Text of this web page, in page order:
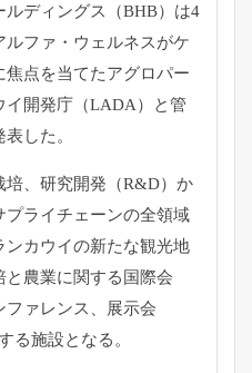
ディングス（BHB）は4
ルファ・ウェルネスがケ
焦点を当てたアグロパー
イ開発庁（LADA）と管
した。
培、研究開発（R&D）か
プライチェーンの全領域
ンカウイの新たな観光地
と農業に関する国際会
ァレンス、展示会
る施設となる。